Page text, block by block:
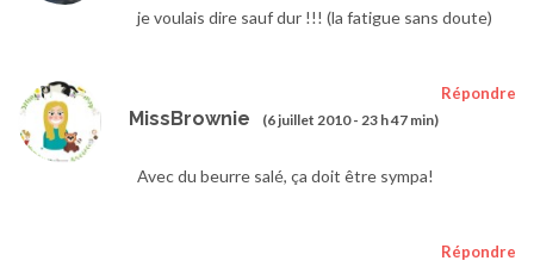
je voulais dire sauf dur !!! (la fatigue sans doute)
MissBrownie (6 juillet 2010 - 23 h 47 min)
Répondre
Avec du beurre salé, ça doit être sympa!
Répondre